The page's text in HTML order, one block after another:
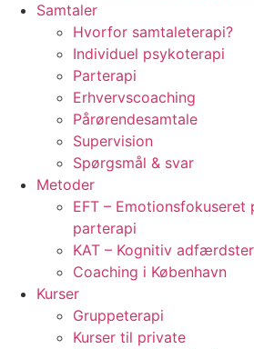
Samtaler
Hvorfor samtaleterapi?
Individuel psykoterapi
Parterapi
Erhvervscoaching
Pårørendesamtale
Supervision
Spørgsmål & svar
Metoder
EFT –
parterapi
KAT – Kognitiv
Coaching i København
Kurser
Gruppeterapi
Kurser til private